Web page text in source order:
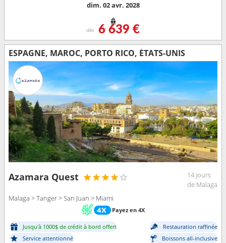
dim. 02 avr. 2028
dès 6 639 €
ESPAGNE, MAROC, PORTO RICO, ÉTATS-UNIS
Azamara Quest
14 jours
de Malaga
Malaga > Tanger > San Juan > Miami
Payez en 4X
Jusqu'à 1000$ de crédit à bord offert
Restauration raffinée
Service attentionné
Boissons all-inclusive